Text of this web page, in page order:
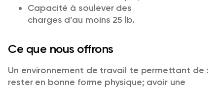
Capacité à soulever des
charges d’au moins 25 lb.
Ce que nous offrons
Un environnement de travail te permettant de :
rester en bonne forme physique; avoir une